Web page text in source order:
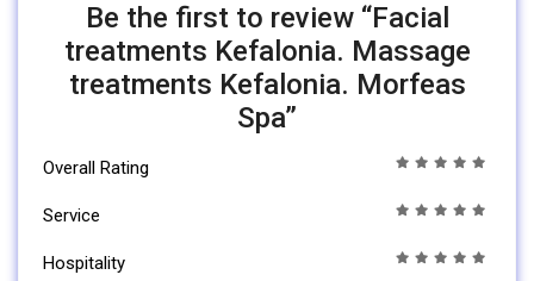
Be the first to review “Facial
treatments Kefalonia. Massage
treatments Kefalonia. Morfeas
Spa”
Overall Rating
Service
Hospitality